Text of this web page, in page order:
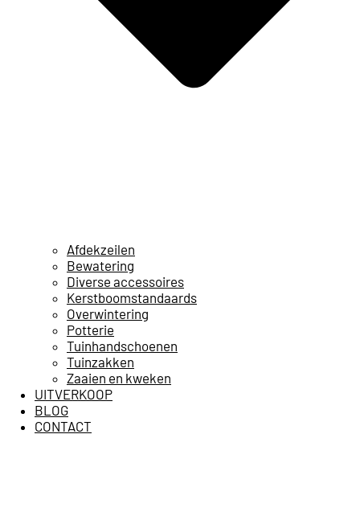
Afdekzeilen
Bewatering
Diverse accessoires
Kerstboomstandaards
Overwintering
Potterie
Tuinhandschoenen
Tuinzakken
Zaaien en kweken
UITVERKOOP
BLOG
CONTACT